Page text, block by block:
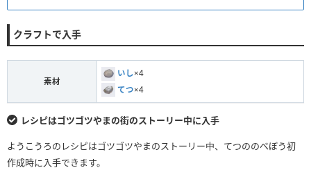
クラフトで入手
素材
いし×4
てつ×4
レシピはゴツゴツやまの街のストーリー中に入手
ようこうろのレシピはゴツゴツやまのストーリー中、てつののべぼう初
作成時に入手できます。